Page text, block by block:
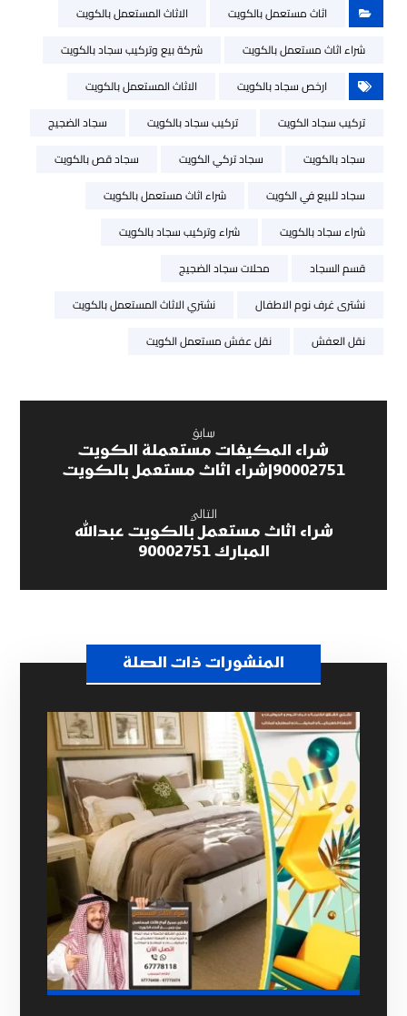
اثاث مستعمل بالكويت
الاثاث المستعمل بالكويت
شراء اثاث مستعمل بالكويت
شركة بيع وتركيب سجاد بالكويت
ارخص سجاد بالكويت
الاثاث المستعمل بالكويت
تركيب سجاد الكويت
تركيب سجاد بالكويت
سجاد الضجيج
سجاد بالكويت
سجاد تركي الكويت
سجاد قص بالكويت
سجاد للبيع في الكويت
شراء اثاث مستعمل بالكويت
شراء سجاد بالكويت
شراء وتركيب سجاد بالكويت
قسم السجاد
محلات سجاد الضجيج
نشترى غرف نوم الاطفال
نشتري الاثاث المستعمل بالكويت
نقل العفش
نقل عفش مستعمل الكويت
سابق
شراء المكيفات مستعملة الكويت
90002751|شراء اثاث مستعمل بالكويت
التالي
شراء اثاث مستعمل بالكويت عبدالله
المبارك 90002751
المنشورات ذات الصلة